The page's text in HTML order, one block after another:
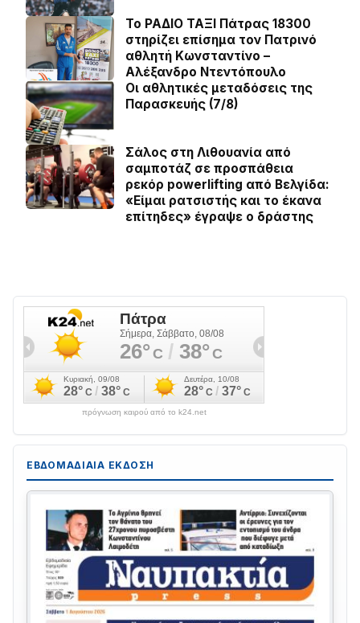
Το ΡΑΔΙΟ ΤΑΞΙ Πάτρας 18300
στηρίζει επίσημα τον Πατρινό
αθλητή Κωνσταντίνο –
Αλέξανδρο Ντεντόπουλο
Οι αθλητικές μεταδόσεις της
Παρασκευής (7/8)
Σάλος στη Λιθουανία από
σαμποτάζ σε προσπάθεια
ρεκόρ powerlifting από Βελγίδα:
«Είμαι ρατσιστής και το έκανα
επίτηδες» έγραψε ο δράστης
πρόγνωση καιρού από το k24.net